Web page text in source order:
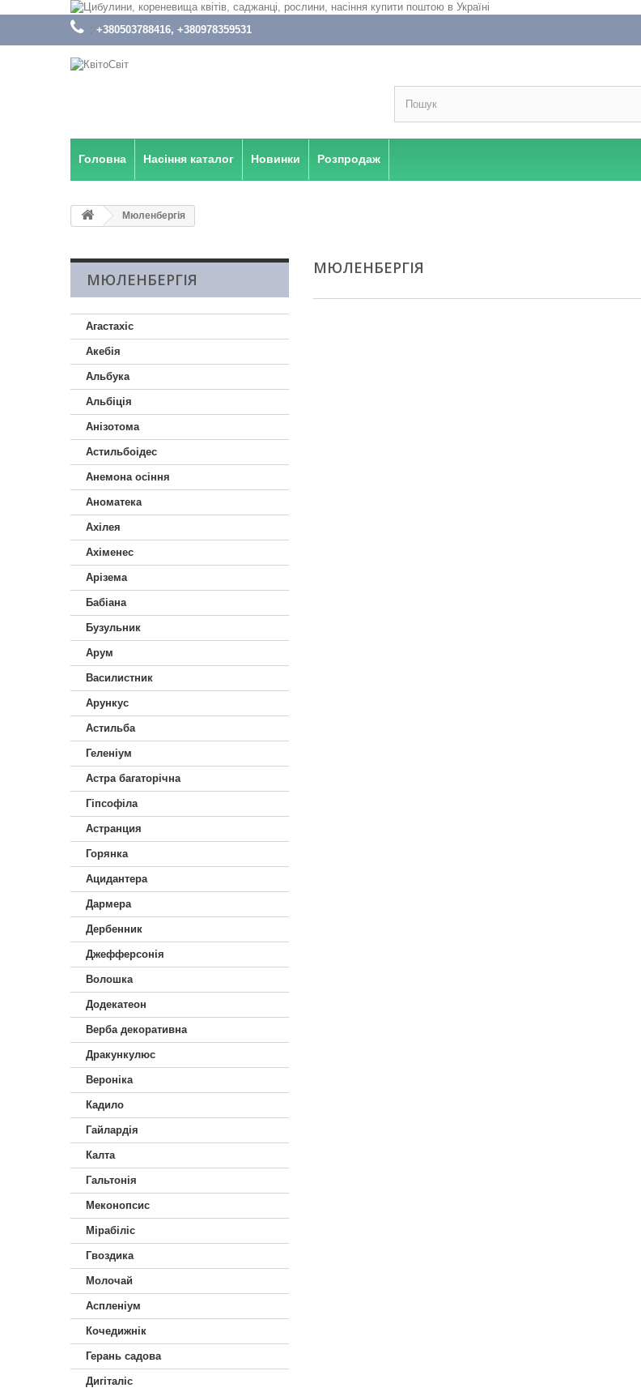
: +380503788416, +380978359531
Головна Насіння каталог Новинки Розпродаж
Мюленбергія
МЮЛЕНБЕРГІЯ
Агастахіс
Акебія
Альбука
Альбіція
Анізотома
Астильбоідес
Анемона осіння
Аноматека
Ахілея
Ахіменес
Арізема
Бабіана
Бузульник
Арум
Василистник
Арункус
Астильба
Геленіум
Астра багаторічна
Гіпсофіла
Астранция
Горянка
Ацидантера
Дармера
Дербенник
Джефферсонія
Волошка
Додекатеон
Верба декоративна
Дракункулюс
Вероніка
Кадило
Гайлардія
Калта
Гальтонія
Меконопсис
Мірабіліс
Гвоздика
Молочай
Аспленіум
Кочедижнік
Герань садова
Дигіталіс
МЮЛЕНБЕРГІЯ